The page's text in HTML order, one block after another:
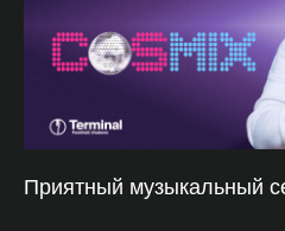
Приятный музыкальный